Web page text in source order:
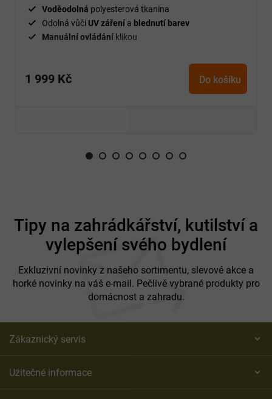
Voděodolná polyesterová tkanina
Odolná vůči UV záření a blednutí barev
Manuálníovládání klikou
1 999 Kč Do košíku
Tipy na zahrádkářství, kutilství a
vylepšení svého bydlení
Exkluzivní novinky z našeho sortimentu, slevové akce a
horké novinky na váš e-mail. Pečlivě vybrané produkty pro
domácnost a zahradu.
Zákaznický servis
Užitečné informace